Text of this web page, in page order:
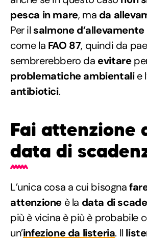
pesca in mare, ma da
Per il salmone d’allevamente
come la FAO 87, quindi da
sembrerebbero da evitare
problematiche ambientalie
antibiotici.
Fai attenzione
data di
L’unica cosa a cui bisogna
attenzione è la data di
più è vicina è più è probabile
un’infezione da listeria. Il